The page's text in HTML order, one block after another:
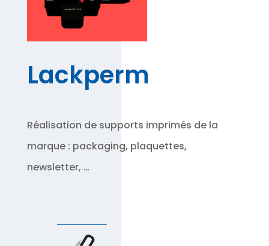
Lackperm
Réalisation de supports imprimés de la
marque : packaging, plaquettes,
newsletter, …